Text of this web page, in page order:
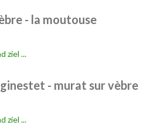
- la moutouse
ziel ...
- murat sur vèbre
ziel ...